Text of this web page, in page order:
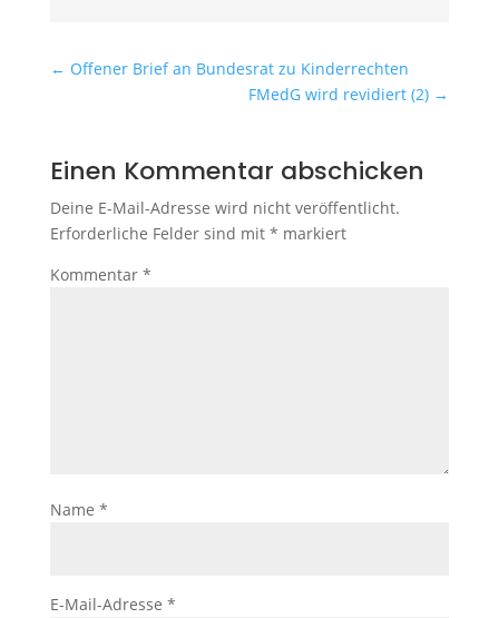
← Offener Brief an Bundesrat zu Kinderrechten
FMedG wird revidiert (2) →
Einen Kommentar abschicken
Deine E-Mail-Adresse wird nicht veröffentlicht.
Erforderliche Felder sind mit * markiert
Kommentar *
Name *
E-Mail-Adresse *